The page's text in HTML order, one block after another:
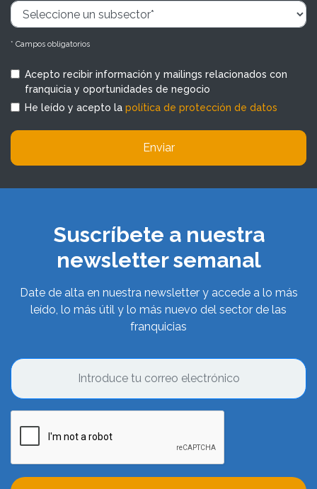
* Campos obligatorios
Acepto recibir información y mailings relacionados con
franquicia y oportunidades de negocio
He leído y acepto la política de protección de datos
Enviar
Suscríbete a nuestra
newsletter semanal
Date de alta en nuestra newsletter y accede a lo más
leído, lo más útil y lo más nuevo del sector de las
franquicias